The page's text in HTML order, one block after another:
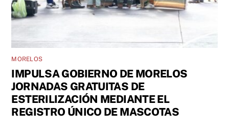
MORELOS
IMPULSA GOBIERNO DE MORELOS
JORNADAS GRATUITAS DE
ESTERILIZACIÓN MEDIANTE EL
REGISTRO ÚNICO DE MASCOTAS